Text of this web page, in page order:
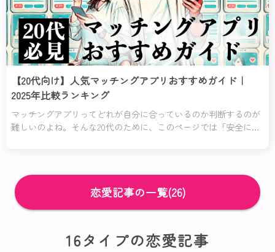
【20代向け】人気マッチングアプリおすすめガイド｜
2025年比較ランキング
マッチングアプリってどれが自分に合っているのか判断するのが
難しいのよね。そんな20代のために、このページでは「安全に使
恋愛記事の一覧(26)
16タイプの恋愛記事